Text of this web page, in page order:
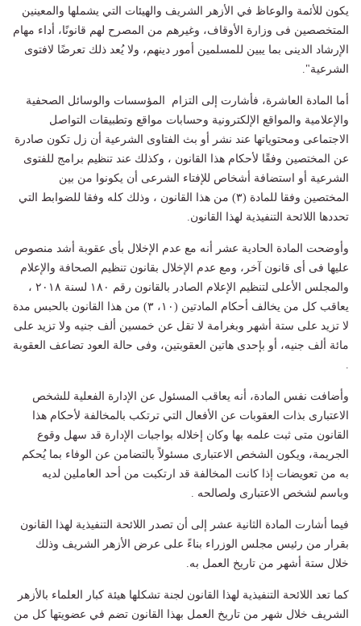
يكون للأئمة والوعاظ في الأزهر الشريف والهيئات التي يشملها والمعينين
المتخصصين فى وزارة الأوقاف، وغيرهم من المصرح لهم قانونًا، أداء مهام
الإرشاد الدينى بما يبين للمسلمين أمور دينهم، ولا يُعد ذلك تعرضًا لافتوى
الشرعية".
أما المادة العاشرة، فأشارت إلى التزام المؤسسات والوسائل الصحفية
والإعلامية والمواقع الإلكترونية وحسابات مواقع وتطبيقات التواصل
الاجتماعى ومحتوياتها عند نشر أو بث الفتاوى الشرعية أن زل تكون صادرة
عن المختصين وفقًا لأحكام هذا القانون ، وكذلك عند تنظيم برامج للفتوى
الشرعية أو استضافة أشخاص للإفتاء الشرعى أن يكونوا من بين
المختصين وفقا للمادة (٣) من هذا القانون ، وذلك كله وفقا للضوابط التي
تحددها اللائحة التنفيذية لهذا القانون.
وأوضحت المادة الحادية عشر أنه مع عدم الإخلال بأى عقوبة أشد منصوص
عليها فى أى قانون آخر، ومع عدم الإخلال بقانون تنظيم الصحافة والإعلام
والمجلس الأعلى لتنظيم الإعلام الصادر بالقانون رقم ١٨٠ لسنة ٢٠١٨ ،
يعاقب كل من يخالف أحكام المادتين (١٠، ٣) من هذا القانون بالحبس مدة
لا تزيد على ستة أشهر وبغرامة لا تقل عن خمسين ألف جنيه ولا تزيد على
مائة ألف جنيه، أو بإحدى هاتين العقوبتين، وفى حالة العود تضاعف العقوبة
وأضافت نفس المادة، أنه يعاقب المسئول عن الإدارة الفعلية للشخص
الاعتبارى بذات العقوبات عن الأفعال التي ترتكب بالمخالفة لأحكام هذا
القانون متى ثبت علمه بها وكان إخلاله بواجبات الإدارة قد سهل وقوع
الجريمة، ويكون الشخص الاعتبارى مسئولاً بالتضامن عن الوفاء بما يُحكم
به من تعويضات إذا كانت المخالفة قد ارتكبت من أحد العاملين لديه
وباسم لشخص الاعتبارى ولصالحه .
فيما أشارت المادة الثانية عشر إلى أن تصدر اللائحة التنفيذية لهذا القانون
بقرار من رئيس مجلس الوزراء بناءً على عرض الأزهر الشريف وذلك
خلال ستة أشهر من تاريخ العمل به.
كما تعد اللائحة التنفيذية لهذا القانون لجنة تشكلها هيئة كبار العلماء بالأزهر
الشريف خلال شهر من تاريخ العمل بهذا القانون تضم في عضويتها كل من